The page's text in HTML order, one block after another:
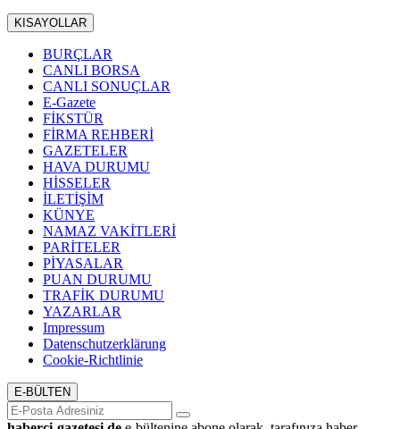
KISAYOLLAR
BURÇLAR
CANLI BORSA
CANLI SONUÇLAR
E-Gazete
FİKSTÜR
FİRMA REHBERİ
GAZETELER
HAVA DURUMU
HİSSELER
İLETİŞİM
KÜNYE
NAMAZ VAKİTLERİ
PARİTELER
PİYASALAR
PUAN DURUMU
TRAFİK DURUMU
YAZARLAR
Impressum
Datenschutzerklärung
Cookie-Richtlinie
E-BÜLTEN